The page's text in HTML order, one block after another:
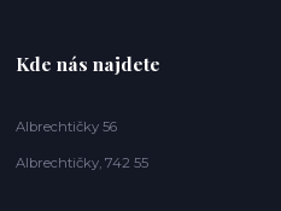
Kde nás najdete
Albrechtičky 56
Albrechtičky, 742 55